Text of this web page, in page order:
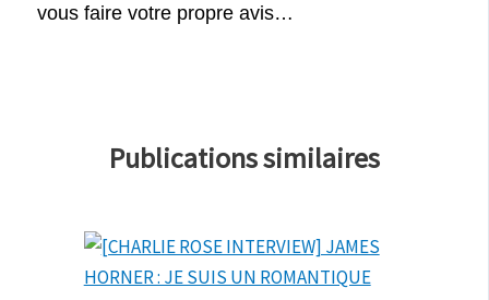
vous faire votre propre avis…
Publications similaires